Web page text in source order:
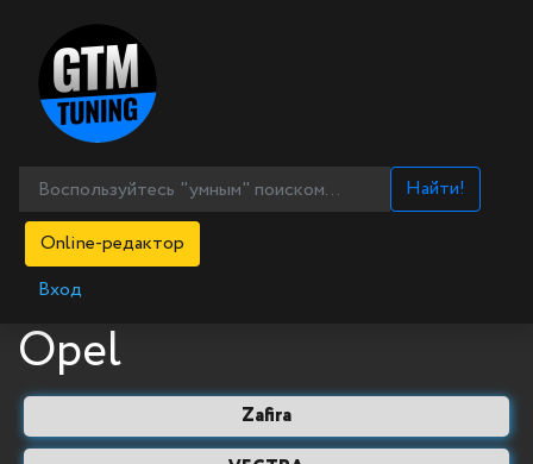
Найти!
Online-редактор
Вход
Opel
Zafira